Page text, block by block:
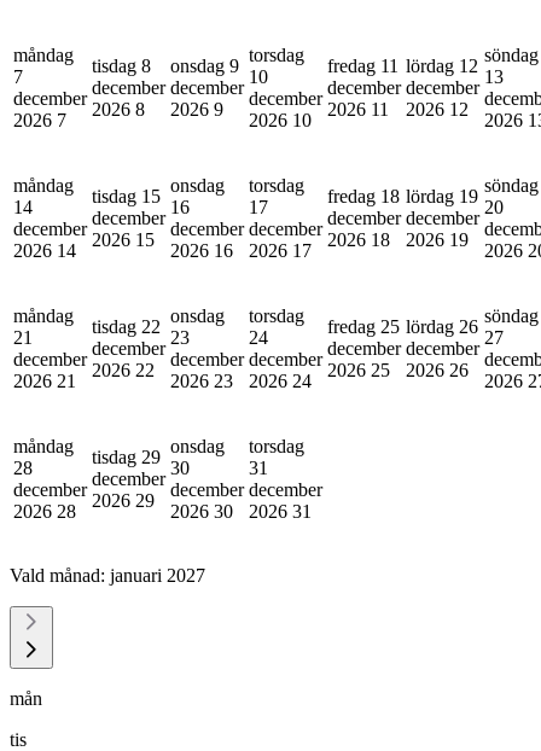
måndag
7
december
2026 7
tisdag 8
december
2026 8
onsdag 9
december
2026 9
torsdag
10
december
2026 10
fredag 11
december
2026 11
lördag 12
december
2026 12
söndag
13
2026
måndag
14
december
2026 14
tisdag 15
december
2026 15
onsdag
16
december
2026 16
torsdag
17
december
2026 17
fredag 18
december
2026 18
lördag 19
december
2026 19
söndag
20
2026
måndag
21
december
2026 21
tisdag 22
december
2026 22
onsdag
23
december
2026 23
torsdag
24
december
2026 24
fredag 25
december
2026 25
lördag 26
december
2026 26
söndag
27
2026
måndag
28
december
2026 28
tisdag 29
december
2026 29
onsdag
30
december
2026 30
torsdag
31
december
2026 31
Vald månad: januari 2027
mån
tis